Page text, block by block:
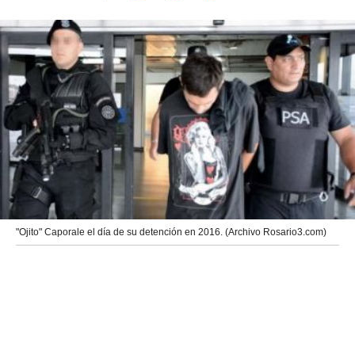
"Ojito" Caporale el día de su detención en 2016. (Archivo Rosario3.com)